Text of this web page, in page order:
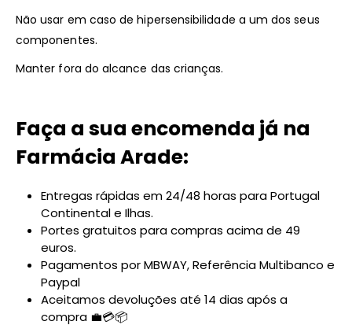
Não usar em caso de hipersensibilidade a um dos seus
componentes.
Manter fora do alcance das crianças.
Faça a sua encomenda já na
Farmácia Arade:
Entregas rápidas em 24/48 horas para Portugal
Continental e Ilhas.
Portes gratuitos para compras acima de 49
euros.
Pagamentos por MBWAY, Referência Multibanco e
Paypal
Aceitamos devoluções até 14 dias após a
compra 💼💳📦